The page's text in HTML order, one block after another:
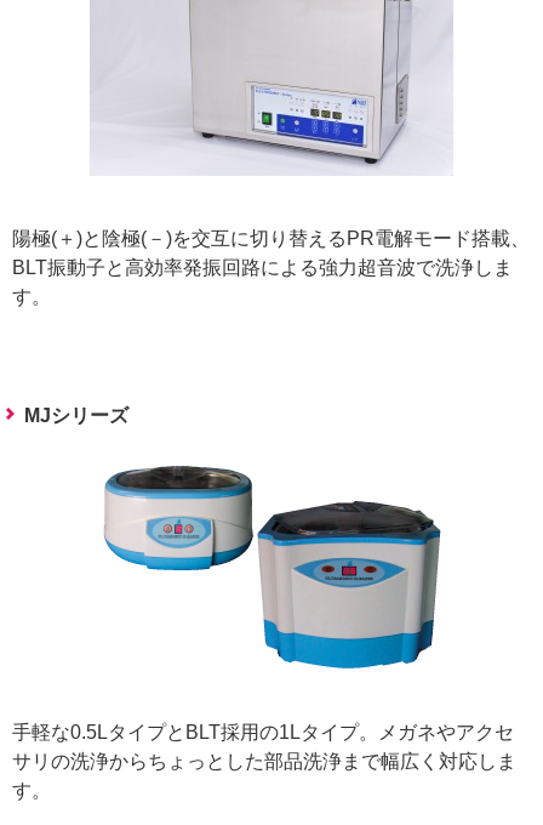
陽極(＋)と陰極(－)を交互に切り替えるPR電解モード搭載、
BLT振動子と高効率発振回路による強力超音波で洗浄しま
す。
MJシリーズ
手軽な0.5LタイプとBLT採用の1Lタイプ。メガネやアクセ
サリの洗浄からちょっとした部品洗浄まで幅広く対応しま
す。